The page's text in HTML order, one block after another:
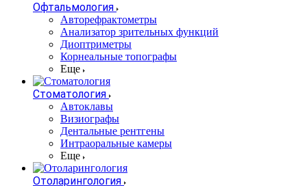
Офтальмология
Авторефрактометры
Анализатор зрительных функций
Диоптриметры
Корнеальные топографы
Еще
Стоматология
Автоклавы
Визиографы
Дентальные рентгены
Интраоральные камеры
Еще
Отоларингология